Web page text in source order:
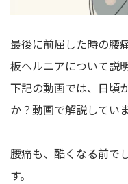
最後に前屈した時の腰
板ヘルニアについて説
下記の動画では、日頃
か？動画で解説していま
腰痛も、酷くなる前で
す。